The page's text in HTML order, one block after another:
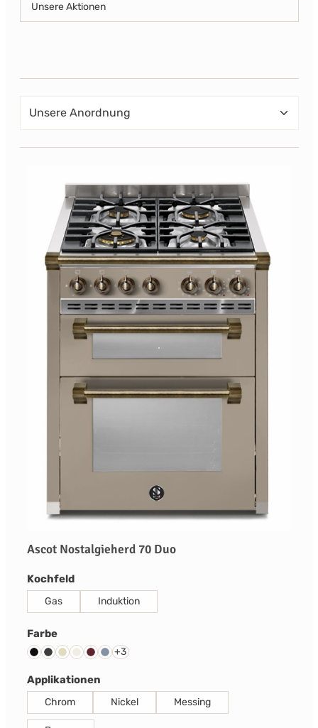
Unsere Aktionen
Ascot Nostalgieherd 70 Duo
Kochfeldauswählen
Gas Induktion
Farbeauswählen
Schwarz
Anthrazit
CremeNuvola
Bordeaux Rot
Celeste
+3
Applikationenauswählen
Chrom Nickel Messing